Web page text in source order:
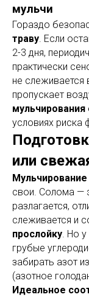
мульчи
Гораздо
траву. Если
2-3 дня,
практически
не слеживается
пропускает
условиях риска
или
свои. Солома —
разлагается,
слеживается и
прослойку. Но у
грубые
забирать азот
(азотное
Идеальное